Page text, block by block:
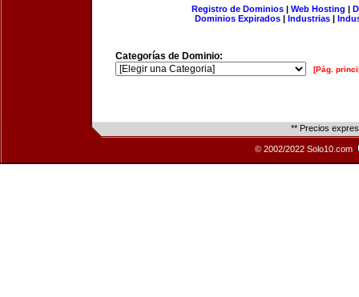
Registro de Dominios| Web Hosting |
Dominios Expirados | Industrias |
Categorías de Dominio:
[Pág.
** Precios
© 2002/2022 Solo10.com